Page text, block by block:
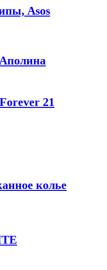
Asos
21
колье